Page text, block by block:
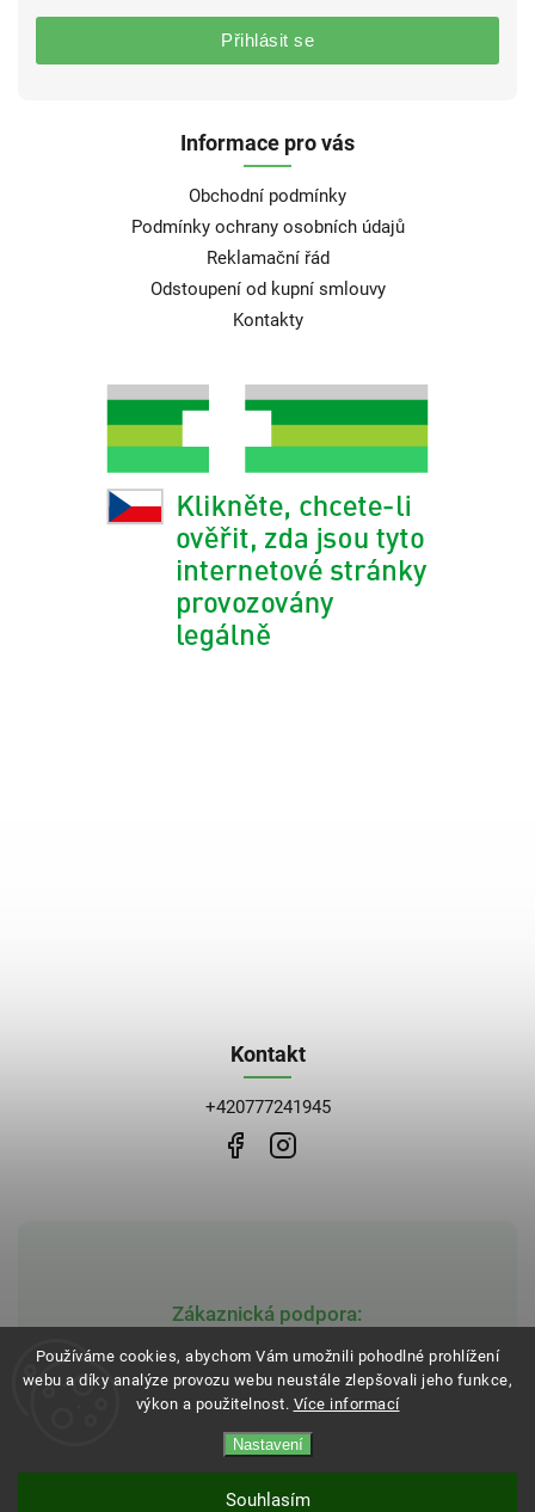
Používáme cookies, abychom Vám umožnili pohodlné prohlížení
webu a díky analýze provozu webu neustále zlepšovali jeho funkce,
výkon a použitelnost. Více informací
Nastavení
Souhlasím
Zákaznická podpora:
obchod@bblekarna.cz
Informace pro vás
Obchodní podmínky
Podmínky ochrany osobních údajů
Reklamační řád
Odstoupení od kupní smlouvy
Kontakty
Přihlásit se
Kontakt
+420777241945
Copyright 2026BB Lékarna. Všechna práva vyhrazena.
Shoptet | Design